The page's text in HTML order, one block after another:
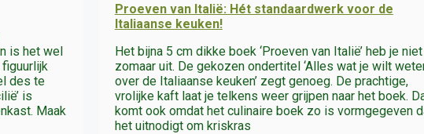
is het wel
des te
is
Maak
Proeven van Italië: Hét standaardwerk voor de
Italiaanse keuken!
Het bijna 5 cm dikke boek ‘Proeven van Italië’ heb je niet
zomaar uit. De gekozen ondertitel ‘Alles wat je wilt
over de Italiaanse keuken’ zegt genoeg. De prachtige,
vrolijke kaft laat je telkens weer grijpen naar het boek.
komt ook omdat het culinaire boek zo is vormgegeven
het uitnodigt om kriskras